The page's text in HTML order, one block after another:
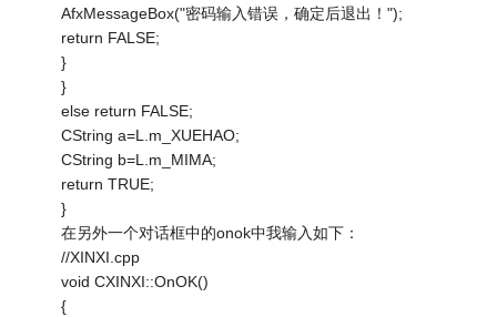
AfxMessageBox("密码输入错误，确定后退出！");
return FALSE;
}
}
else return FALSE;
CString a=L.m_XUEHAO;
CString b=L.m_MIMA;
return TRUE;
}
在另外一个对话框中的onok中我输入如下：
//XINXI.cpp
void CXINXI::OnOK()
{